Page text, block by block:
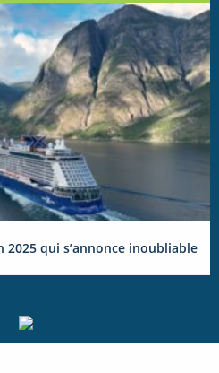
2025 qui s’annonce inoubliable